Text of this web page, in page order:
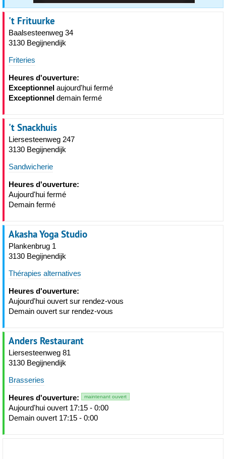
't Frituurke
Baalsesteenweg 34
3130 Begijnendijk
Friteries
Heures d'ouverture:
Exceptionnel aujourd'hui fermé
Exceptionnel demain fermé
't Snackhuis
Liersesteenweg 247
3130 Begijnendijk
Sandwicherie
Heures d'ouverture:
Aujourd'hui fermé
Demain fermé
Akasha Yoga Studio
Plankenbrug 1
3130 Begijnendijk
Thérapies alternatives
Heures d'ouverture:
Aujourd'hui ouvert sur rendez-vous
Demain ouvert sur rendez-vous
Anders Restaurant
Liersesteenweg 81
3130 Begijnendijk
Brasseries
Heures d'ouverture: maintenant ouvert
Aujourd'hui ouvert 17:15 - 0:00
Demain ouvert 17:15 - 0:00